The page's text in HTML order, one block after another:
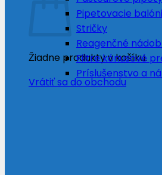
Žiadne produkty v košíku.
Vrátiť sa do obchodu
Pipetovacie
Stričky
Reagenčné
Filtre kónusové
Príslušenstvo a